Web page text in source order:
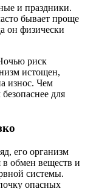
и праздники.
бывает проще
он физически
риск
истощен,
износ. Чем
для
его организм
в обмен веществ и
системы.
опасных